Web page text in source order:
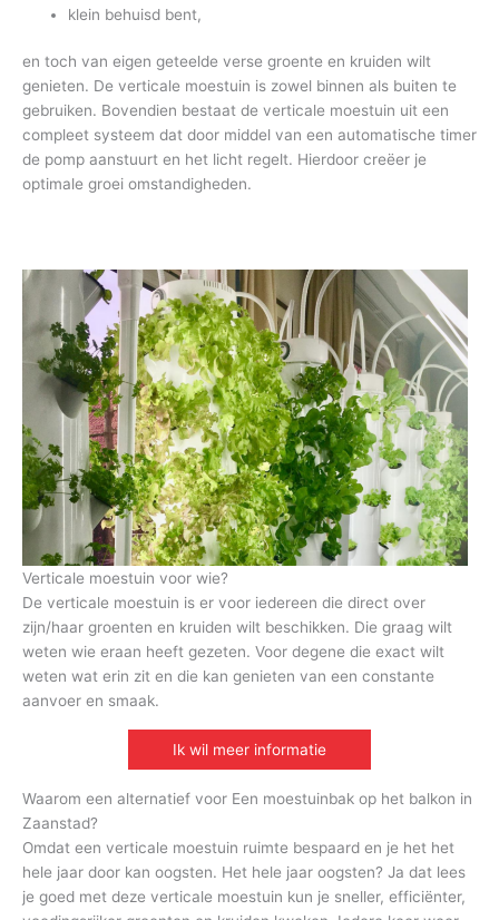
klein behuisd bent,
en toch van eigen geteelde verse groente en kruiden wilt
genieten. De verticale moestuin is zowel binnen als buiten te
gebruiken. Bovendien bestaat de verticale moestuin uit een
compleet systeem dat door middel van een automatische timer
de pomp aanstuurt en het licht regelt. Hierdoor creëer je
optimale groei omstandigheden.
Verticale moestuin voor wie?
De verticale moestuin is er voor iedereen die direct over
zijn/haar groenten en kruiden wilt beschikken. Die graag wilt
weten wie eraan heeft gezeten. Voor degene die exact wilt
weten wat erin zit en die kan genieten van een constante
aanvoer en smaak.
Ik wil meer informatie
Waarom een alternatief voor Een moestuinbak op het balkon in
Zaanstad?
Omdat een verticale moestuin ruimte bespaard en je het het
hele jaar door kan oogsten. Het hele jaar oogsten? Ja dat lees
je goed met deze verticale moestuin kun je sneller, efficiënter,